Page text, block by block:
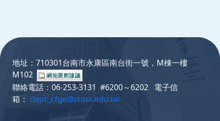
地址：710301台南市永康區南台街一號，M棟一樓
M102
聯絡電話：06-253-3131 #6200～6202 電子信
箱： dept_cfge@stust.edu.tw